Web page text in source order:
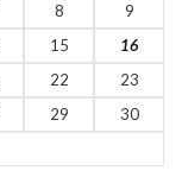
8
9
15
16
22
23
29
30